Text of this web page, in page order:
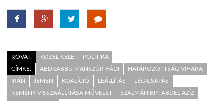
ROVAT:
KÖZEL-KELET - POLITIKA
CÍMKE:
ABDRABBU MANSZÚR HÁDI
HATÁROZOTTSÁG VIHARA
IRÁN
JEMEN KOALÍCIÓ LEÁLLÍTÁS
LÉGICSAPÁS
REMÉNY VISSZAÁLLÍTÁSA MŰVELET
SZALMÁN BIN ABDEL-AZÍZ